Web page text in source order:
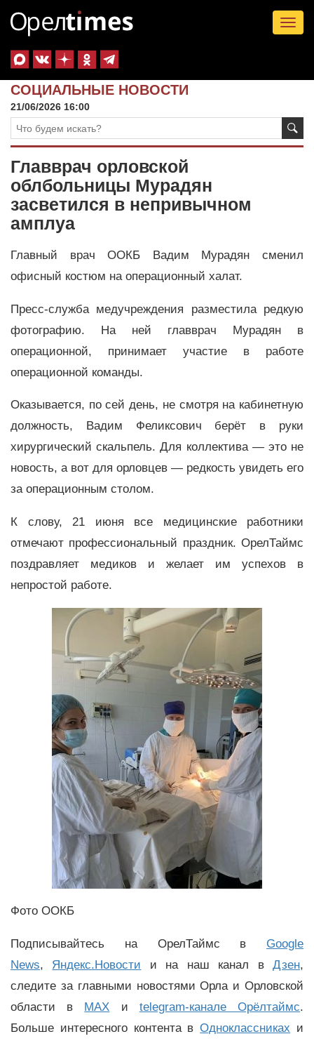
СОЦИАЛЬНЫЕ НОВОСТИ
21/06/2026 16:00
Главврач орловской
облбольницы Мурадян
засветился в непривычном
амплуа
Главный врач ООКБ Вадим Мурадян сменил
офисный костюм на операционный халат.
Пресс-служба медучреждения разместила редкую
фотографию. На ней главврач Мурадян в
операционной, принимает участие в работе
операционной команды.
Оказывается, по сей день, не смотря на кабинетную
должность, Вадим Феликсович берёт в руки
хирургический скальпель. Для коллектива — это не
новость, а вот для орловцев — редкость увидеть его
за операционным столом.
К слову, 21 июня все медицинские работники
отмечают профессиональный праздник. ОрелТаймс
поздравляет медиков и желает им успехов в
непростой работе.
Фото ООКБ
Подписывайтесь на ОрелТаймс в Google
News, Яндекс.Новости и на наш канал вДзен,
следите за главными новостями Орла и Орловской
области в MAX и telegram-канале Орёлтаймс.
Больше интересного контента вОдноклассниках и